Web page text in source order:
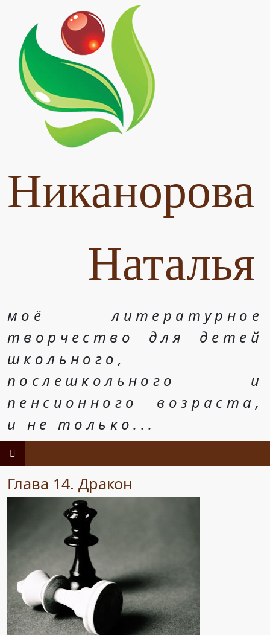
Никанорова
Наталья
моё литературное
творчество для детей
школьного,
послешкольного и
пенсионного возраста,
и не только...
Глава 14. Дракон